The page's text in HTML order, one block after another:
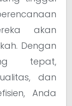
akan
Dengan
tepat,
dan
Anda